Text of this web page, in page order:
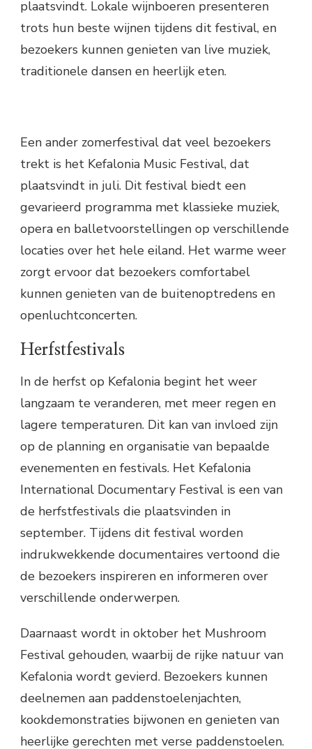
plaatsvindt. Lokale wijnboeren presenteren
trots hun beste wijnen tijdens dit festival, en
bezoekers kunnen genieten van live muziek,
traditionele dansen en heerlijk eten.
Een ander zomerfestival dat veel bezoekers
trekt is het Kefalonia Music Festival, dat
plaatsvindt in juli. Dit festival biedt een
gevarieerd programma met klassieke muziek,
opera en balletvoorstellingen op verschillende
locaties over het hele eiland. Het warme weer
zorgt ervoor dat bezoekers comfortabel
kunnen genieten van de buitenoptredens en
openluchtconcerten.
Herfstfestivals
In de herfst op Kefalonia begint het weer
langzaam te veranderen, met meer regen en
lagere temperaturen. Dit kan van invloed zijn
op de planning en organisatie van bepaalde
evenementen en festivals. Het Kefalonia
International Documentary Festival is een van
de herfstfestivals die plaatsvinden in
september. Tijdens dit festival worden
indrukwekkende documentaires vertoond die
de bezoekers inspireren en informeren over
verschillende onderwerpen.
Daarnaast wordt in oktober het Mushroom
Festival gehouden, waarbij de rijke natuur van
Kefalonia wordt gevierd. Bezoekers kunnen
deelnemen aan paddenstoelenjachten,
kookdemonstraties bijwonen en genieten van
heerlijke gerechten met verse paddenstoelen.